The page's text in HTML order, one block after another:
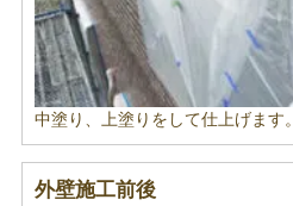
中塗り、上塗りをして仕上げます。
外壁施工前後